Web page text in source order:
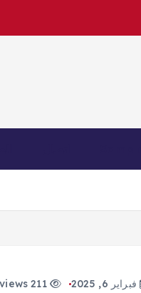
فبراير 6, 2025 211 views